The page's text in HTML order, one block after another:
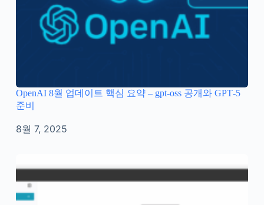
OpenAI 8월 업데이트 핵심 요약 – gpt‑oss 공개와 GPT‑5
준비
8월 7, 2025